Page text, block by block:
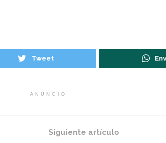
Tweet
ANUNCIO
Siguiente artículo